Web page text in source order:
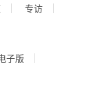
专访
子版